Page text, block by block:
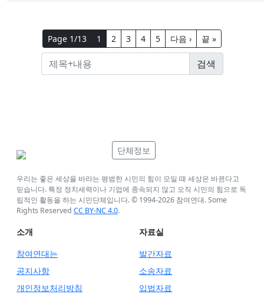
Page 1/13 1 2 3 4 5 다음 › 끝 »
단체정보
우리는 좋은 세상을 바라는 평범한 시민의 힘이 모일 때 세상은 바뀐다고
믿습니다. 특정 정치세력이나 기업에 종속되지 않고 오직 시민의 힘으로 독
립적인 활동을 하는 시민단체입니다. © 1994-2026 참여연대. Some
Rights Reserved CC BY-NC 4.0.
소개
참여연대는
공지사항
개인정보처리방침
자료실
발간자료
소송자료
입법자료